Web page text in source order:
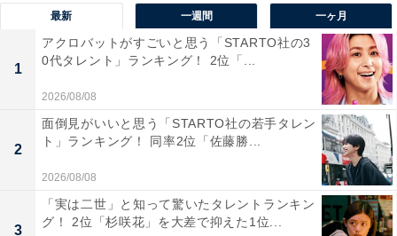
国有数の小麦の産地であることもあり、高崎市はパスタ
の消費量が多く、“パスタの街”としても有名です。
回答者からは、「群馬よりも高崎の方が都会で、洗練さ
れたイメージがあるから」（20代女性／東京都）、「湘
南新宿ラインの終点でよく聞くため馴染みがある。個人
的には前橋よりメジャーな印象」（30代女性／東京
都）、「高崎パスタが大好きなので」（50代女性／福島
県）、「見かけると苗字っぽくて印象に残らない感じが
最新 一週間 一ヶ月
1
アクロバットがすごいと思う「STARTO社の3
0代タレント」ランキング！ 2位「...
2026/08/08
2
面倒見がいいと思う「STARTO社の若手タレン
ト」ランキング！ 同率2位「佐藤勝...
2026/08/08
3
「実は二世」と知って驚いたタレントランキン
グ！ 2位「杉咲花」を大差で抑えた1位...